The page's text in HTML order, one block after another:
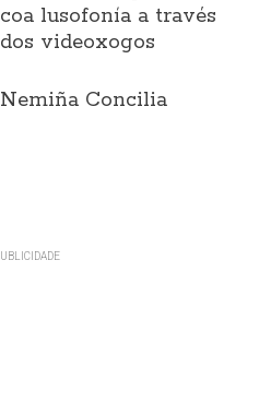
coa lusofonía a través
dos videoxogos
Nemiña Concilia